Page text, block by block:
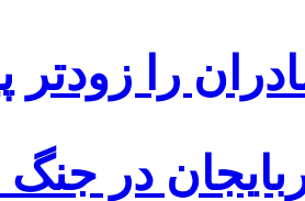
را زودتر
در جنگ